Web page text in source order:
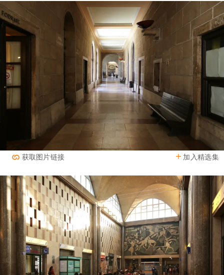
加入精选集
获取图片链接